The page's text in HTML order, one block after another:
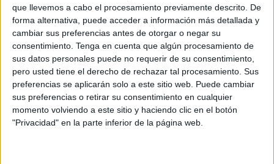
que llevemos a cabo el procesamiento previamente descrito. De
forma alternativa, puede acceder a información más detallada y
cambiar sus preferencias antes de otorgar o negar su
consentimiento. Tenga en cuenta que algún procesamiento de
sus datos personales puede no requerir de su consentimiento,
pero usted tiene el derecho de rechazar tal procesamiento. Sus
preferencias se aplicarán solo a este sitio web. Puede cambiar
sus preferencias o retirar su consentimiento en cualquier
momento volviendo a este sitio y haciendo clic en el botón
"Privacidad" en la parte inferior de la página web.
kV. D'altra banda, el nou delegat de Red
Eléctrica a Catalunya, José Ignacio Lallana, diu
que la companyia està a l'espera de rebre la
resposta del Ministeri pel què fa al ramal dels
400 kV a Riudarenes (Selva), després que la
Generalitat n'emetés l'informe desfavorable.
Tot i això, ha avançat que la companyia s'obre a